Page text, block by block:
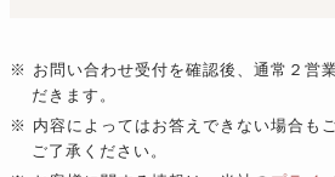
※ お問い合わせ受付を確認後、通常２営
だきます。
※ 内容によってはお答えできない場合も
ご了承ください。